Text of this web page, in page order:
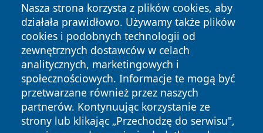
Nasza strona korzysta z plików cookies, aby
działała prawidłowo. Używamy także plików
cookies i podobnych technologii od
zewnętrznych dostawców w celach
analitycznych, marketingowych i
społecznościowych. Informacje te mogą być
przetwarzane również przez naszych
partnerów. Kontynuując korzystanie ze
strony lub klikając „Przechodzę do serwisu",
Copyright © 2026 raciborski24.pl Wszystkie prawa
zastrzeżone.
News Autorzy
Polityka
Prywatności
Polityka
Cookies